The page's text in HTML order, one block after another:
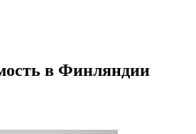
в Финляндии